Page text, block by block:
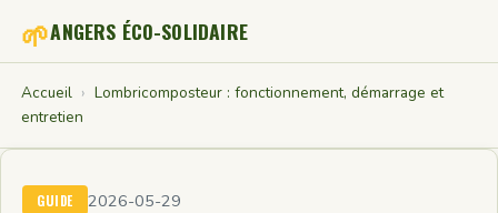
🌱ANGERS ÉCO-SOLIDAIRE
Accueil › Lombricomposteur : fonctionnement, démarrage et
entretien
GUIDE 2026-05-29